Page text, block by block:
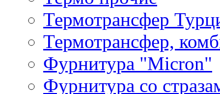
Термотрансфер
Термотрансфер,
Фурнитура "Micron"
Фурнитура со